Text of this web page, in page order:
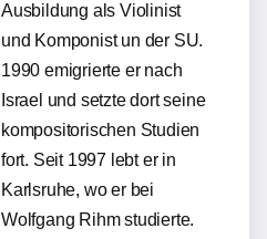
Ausbildung als Violinist
und Komponist un der SU.
1990 emigrierte er nach
Israel und setzte dort seine
kompositorischen Studien
fort. Seit 1997 lebt er in
Karlsruhe, wo er bei
Wolfgang Rihm studierte.